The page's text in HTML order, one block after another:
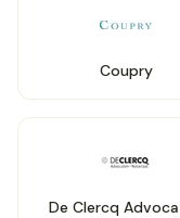
Coupry
De Clercq